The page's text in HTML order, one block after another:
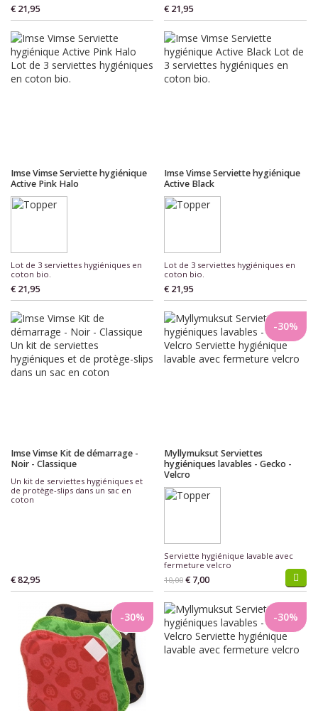
€ 21,95 € 21,95
Imse Vimse Serviette hygiénique
Active Pink Halo
Lot de 3 serviettes hygiéniques en
coton bio.
€ 21,95
Imse Vimse Serviette hygiénique
Active Black
Lot de 3 serviettes hygiéniques en
coton bio.
€ 21,95
Imse Vimse Kit de démarrage -
Noir - Classique
Un kit de serviettes hygiéniques et
de protège-slips dans un sac en
coton
€ 82,95
Myllymuksut Serviettes
hygiéniques lavables - Gecko -
Velcro
Serviette hygiénique lavable avec
fermeture velcro
-30%
10,00 € 7,00
-30% -30%